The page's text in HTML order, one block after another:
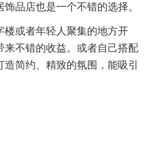
品店也是一个不错的选择。
楼或者年轻人聚集的地方开
来不错的收益。或者自己搭配
简约、精致的氛围，能吸引